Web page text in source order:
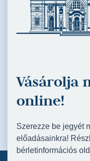
Vásárolja
online!
Szerezze be jegyét
előadásainkra!
bérletinformációs